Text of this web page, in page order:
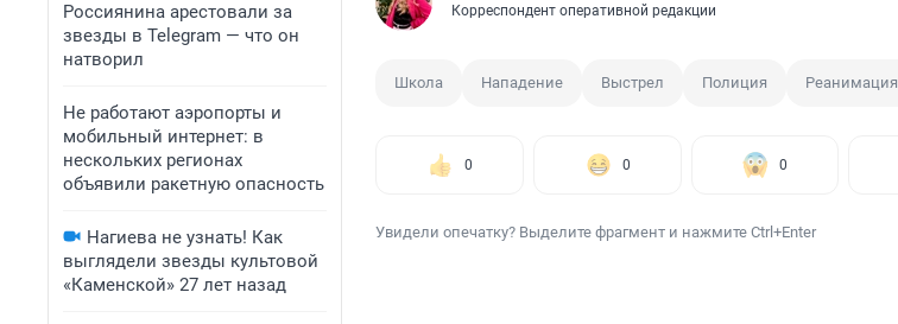
Россиянина арестовали за
звезды в Telegram — что он
натворил
Не работают аэропорты и
мобильный интернет: в
нескольких регионах
объявили ракетную опасность
Нагиева не узнать! Как
выглядели звезды культовой
«Каменской» 27 лет назад
Корреспондент оперативной редакции
Школа Нападение Выстрел Полиция Реанимация
0 0 0
Увидели опечатку? Выделите фрагмент и нажмите Ctrl+Enter